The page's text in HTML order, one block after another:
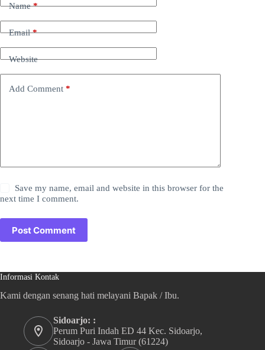
Name*
Email*
Website
Add Comment *
Save my name, email and website in this browser for the
next time I comment.
Post Comment
Informasi Kontak
Kami dengan senang hati melayani Bapak / Ibu.
Sidoarjo: :
Perum Puri Indah ED 44 Kec. Sidoarjo,
Sidoarjo - Jawa Timur (61224)